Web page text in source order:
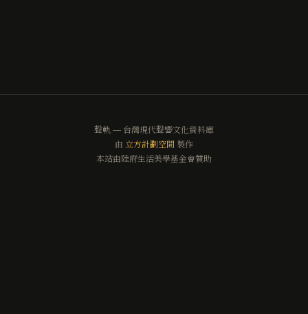
聲軌 — 台灣現代聲響文化資料庫
由 立方計劃空間 製作
本站由陸府生活美學基金會贊助